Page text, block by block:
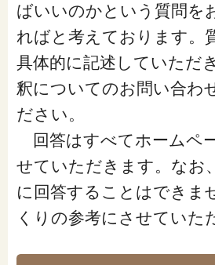
プライバシーポリシー（個人情
サイトマップ
ばいいのかという質問を
ればと考えております。
具体的に記述していただ
釈についてのお問い合わ
ださい。
回答はすべてホームペ
せていただきます。なお
に回答することはできま
くりの参考にさせていた